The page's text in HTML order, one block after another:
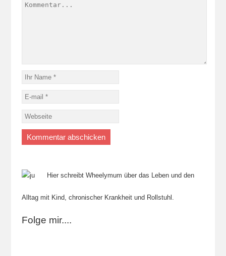
Hier schreibt Wheelymum über das Leben und den
Alltag mit Kind, chronischer Krankheit und Rollstuhl.
Folge mir....